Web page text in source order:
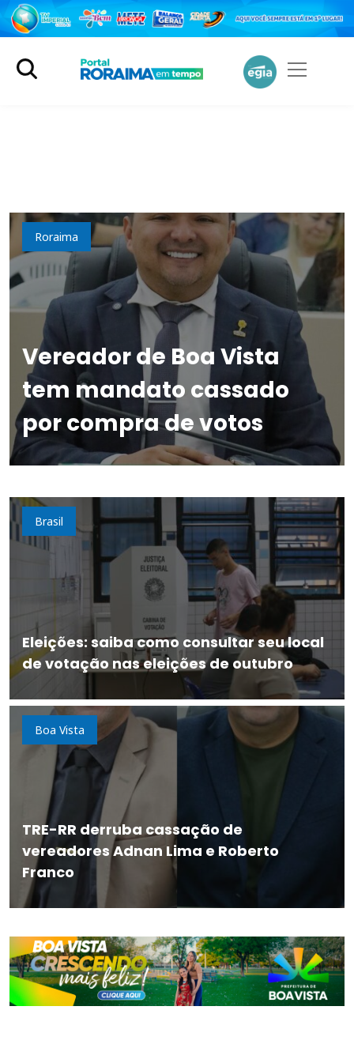
Roraima
Vereador de Boa Vista
tem mandato cassado
por compra de votos
Brasil
Eleições: saiba como consultar seu local
de votação nas eleições de outubro
Boa Vista
TRE-RR derruba cassação de
vereadores Adnan Lima e Roberto
Franco